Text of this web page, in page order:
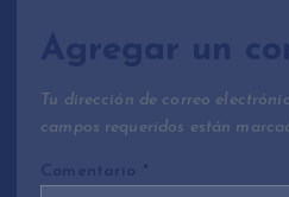
Agregar un
Tu dirección de correo
campos requeridos están
Comentario *